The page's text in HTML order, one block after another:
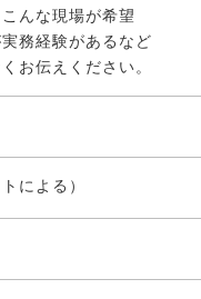
んな現場が希望
務経験があるなど
お伝えください。
による）